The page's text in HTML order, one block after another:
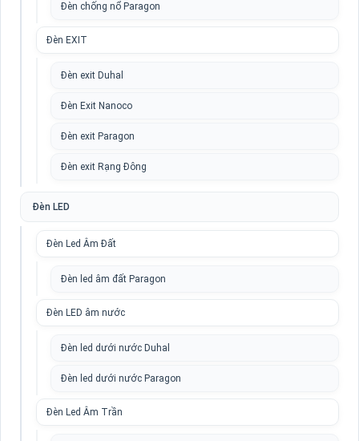
Đèn chống nổ Paragon
Đèn EXIT
Đèn exit Duhal
Đèn Exit Nanoco
Đèn exit Paragon
Đèn exit Rạng Đông
Đèn LED
Đèn Led Âm Đất
Đèn led âm đất Paragon
Đèn LED âm nước
Đèn led dưới nước Duhal
Đèn led dưới nước Paragon
Đèn Led Âm Trần